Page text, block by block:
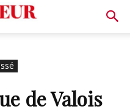
de Valois